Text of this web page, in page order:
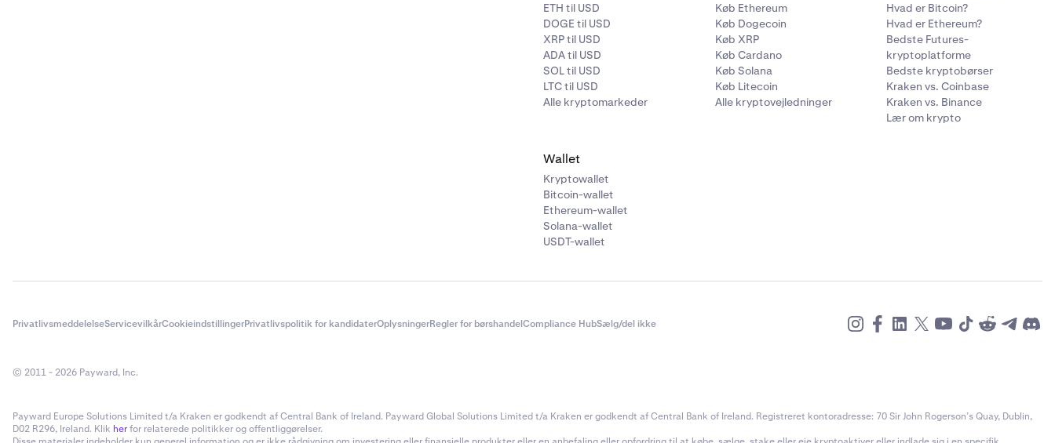
ETH til USD
DOGE til USD
XRP til USD
ADA til USD
SOL til USD
LTC til USD
Alle kryptomarkeder
Køb Ethereum
Køb Dogecoin
Køb XRP
Køb Cardano
Køb Solana
Køb Litecoin
Alle kryptovejledninger
Hvad er Bitcoin?
Hvad er Ethereum?
Bedste Futures-
kryptoplatforme
Bedste kryptobørser
Kraken vs. Coinbase
Kraken vs. Binance
Lær om krypto
Wallet
Kryptowallet
Bitcoin-wallet
Ethereum-wallet
Solana-wallet
USDT-wallet
PrivatlivsmeddelelseServicevilkårCookieindstillingerPrivatlivspolitik for kandidaterOplysningerRegler for børshandelCompliance HubSælg/del ikke
© 2011 - 2026 Payward, Inc.
Payward Europe Solutions Limited t/a Kraken er godkendt af Central Bank of Ireland. Payward Global Solutions Limited t/a Kraken er godkendt af Central Bank of Ireland. Registreret kontoradresse: 70 Sir John Rogerson’s Quay, Dublin,
D02 R296, Ireland. Klik herfor relaterede politikker og offentliggørelser.